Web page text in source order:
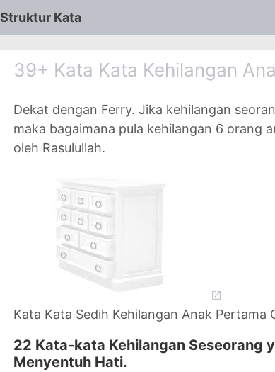
Struktur Kata
39+ Kata Kata Kehilangan
Dekat dengan Ferry. Jika kehilangan
maka bagaimana pula kehilangan 6 orang
oleh Rasulullah.
Kata Kata Sedih Kehilangan Anak Pertama
22 Kata-kata Kehilangan Seseorang
Menyentuh Hati.